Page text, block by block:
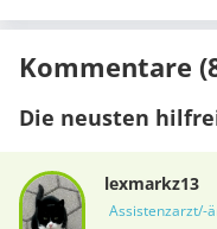
Kommentare
Die neusten
lexmarkz13
Assistenzarzt/-